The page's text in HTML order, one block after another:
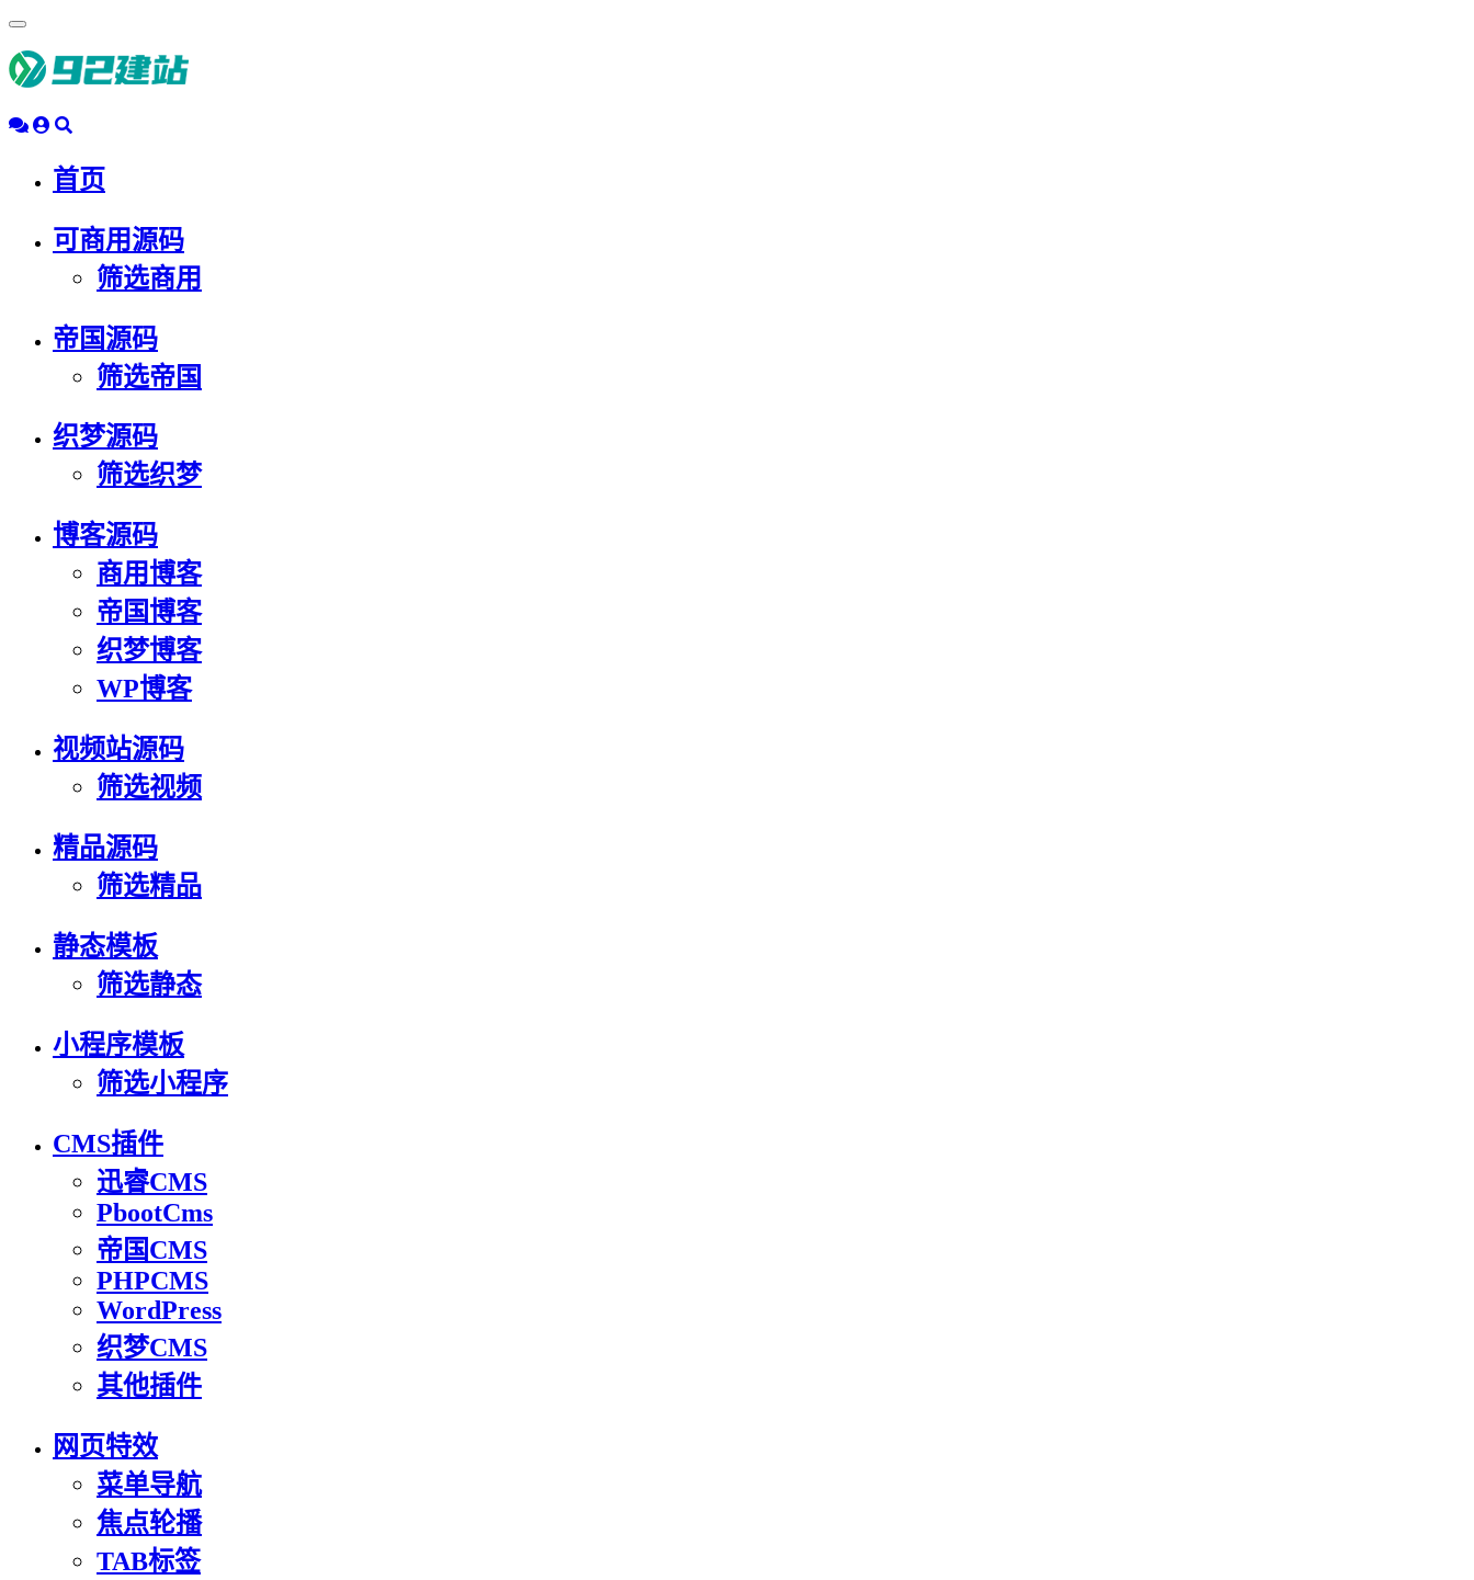
动
导
首页
可商用源码
筛选商用
帝国源码
筛选帝国
织梦源码
筛选织梦
博客源码
商用博客
帝国博客
织梦博客
WP博客
视频站源码
筛选视频
精品源码
筛选精品
静态模板
筛选静态
小程序模板
筛选小程序
CMS插件
迅睿CMS
PbootCms
帝国CMS
PHPCMS
WordPress
织梦CMS
其他插件
网页特效
菜单导航
焦点轮播
TAB标签